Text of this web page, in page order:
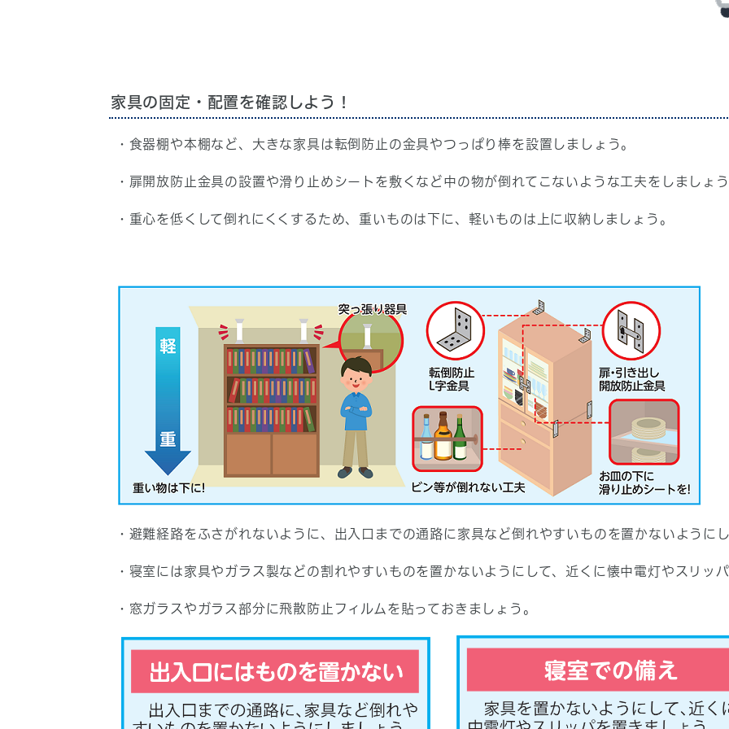
家具の固定・配置を確認しよう！
・食器棚や本棚など、大きな家具は転倒防止の金具やつっぱり棒を設置しましょう。
・扉開放防止金具の設置や滑り止めシートを敷くなど中の物が倒れてこないような工夫をしましょ
・重心を低くして倒れにくくするため、重いものは下に、軽いものは上に収納しましょう。
・避難経路をふさがれないように、出入口までの通路に家具など倒れやすいものを置かないように
・寝室には家具やガラス製などの割れやすいものを置かないようにして、近くに懐中電灯やスリッ
・窓ガラスやガラス部分に飛散防止フィルムを貼っておきましょう。